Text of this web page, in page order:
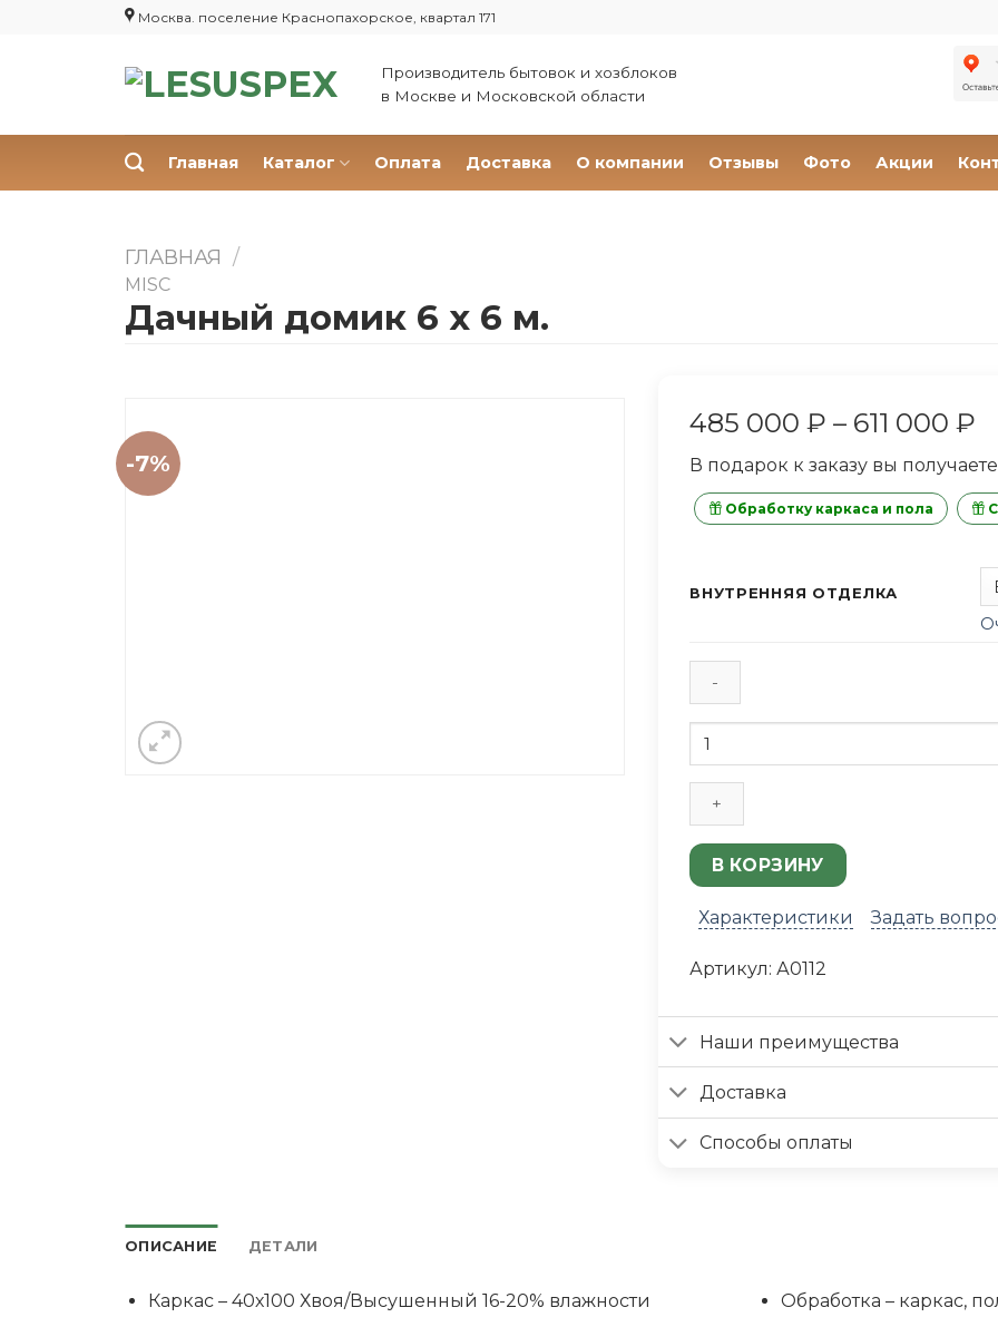
Москва. поселение Краснопахорское, квартал 171
Производитель бытовок и хозблоков
в Москве и Московской области
Главная Каталог Оплата Доставка О компании Отзывы Фото Акции
ГЛАВНАЯ /
MISC
Дачный домик 6 х 6 м.
-7%
485 000₽ – 611 000₽
В подарок к заказу вы
Обработку каркаса и пола
ВНУТРЕННЯЯ ОТДЕЛКА
Количество
Дачный
домик
х
6
м.
В КОРЗИНУ
Характеристики Задать
Артикул:А0112
Наши преимущества
Доставка
Способы оплаты
ОПИСАНИЕ ДЕТАЛИ
Каркас – 40х100 Хвоя/Высушенный 16-20% влажности
Обработка – каркас,